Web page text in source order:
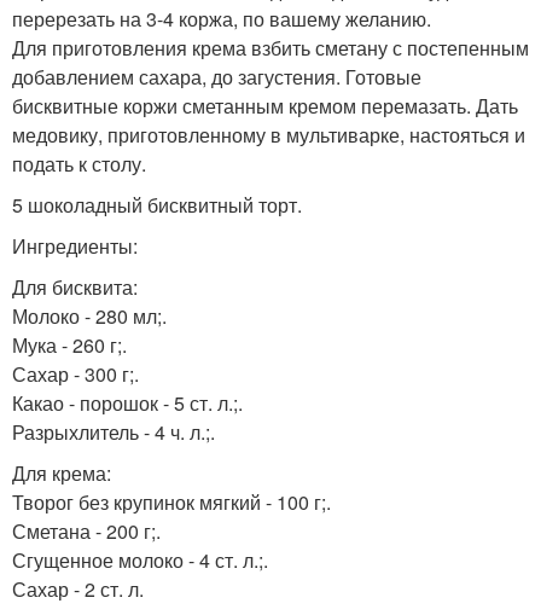
перерезать на 3-4 коржа, по вашему желанию.
Для приготовления крема взбить сметану с постепенным
добавлением сахара, до загустения. Готовые
бисквитные коржи сметанным кремом перемазать. Дать
медовику, приготовленному в мультиварке, настояться и
подать к столу.
5 шоколадный бисквитный торт.
Ингредиенты:
Для бисквита:
Молоко - 280 мл;.
Мука - 260 г;.
Сахар - 300 г;.
Какао - порошок - 5 ст. л.;.
Разрыхлитель - 4 ч. л.;.
Для крема:
Творог без крупинок мягкий - 100 г;.
Сметана - 200 г;.
Сгущенное молоко - 4 ст. л.;.
Сахар - 2 ст. л.